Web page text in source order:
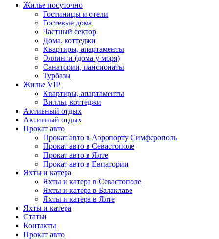
Жилье посуточно
Гостиницы и отели
Гостевые дома
Частный сектор
Дома, коттеджи
Квартиры, апартаменты
Эллинги (дома у моря)
Санатории, пансионаты
Турбазы
Жилье VIP
Квартиры, апартаменты
Виллы, коттеджи
Активный отдых
Активный отдых
Прокат авто
Прокат авто в Аэропорту Симферополь
Прокат авто в Севастополе
Прокат авто в Ялте
Прокат авто в Евпатории
Яхты и катера
Яхты и катера в Севастополе
Яхты и катера в Балаклаве
Яхты и катера в Ялте
Яхты и катера
Статьи
Контакты
Прокат авто